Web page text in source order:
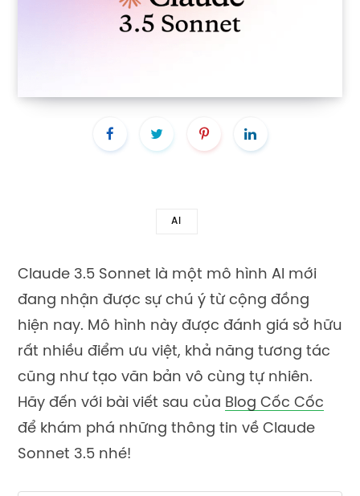
AI
Claude 3.5 Sonnet là một mô hình AI mới
đang nhận được sự chú ý từ cộng đồng
hiện nay. Mô hình này được đánh giá sở hữu
rất nhiều điểm ưu việt, khả năng tương tác
cũng như tạo văn bản vô cùng tự nhiên.
Hãy đến với bài viết sau của Blog Cốc Cốc
để khám phá những thông tin về Claude
Sonnet 3.5 nhé!